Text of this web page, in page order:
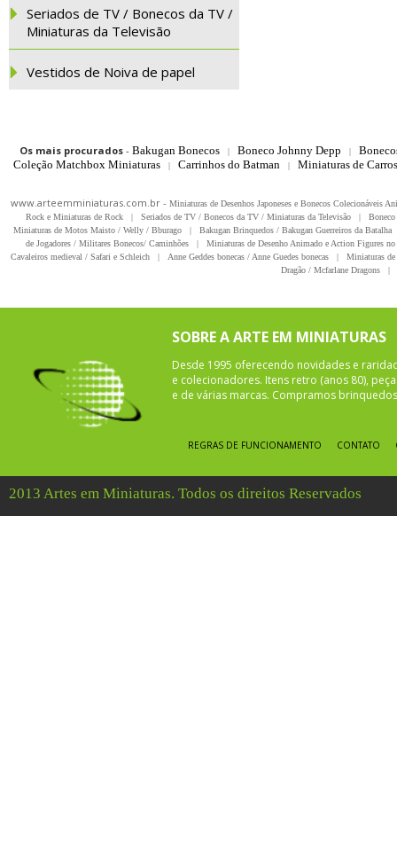
Seriados de TV / Bonecos da TV /
Miniaturas da Televisão
Vestidos de Noiva de papel
Os mais procurados- Bakugan Bonecos | Boneco Johnny Depp |
Coleção Matchbox Miniaturas
| Carrinhos do Batman | Miniaturas de
www.arteemminiaturas.com.br - Miniaturas de Desenhos Japoneses e Bonecos Colecionáveis
Rock e Miniaturas de Rock
| Seriados de TV / Bonecos da TV / Miniaturas da Televisão |
Miniaturas de Motos Maisto / Welly / Bburago
| Bakugan Brinquedos / Bakugan Guerreiros da Batalha
de Jogadores / Militares Bonecos/ Caminhões
|
Miniaturas de Desenho Animado e Action Figures
Cavaleiros medieval / Safari e Schleich
| Anne Geddes bonecas / Anne Guedes bonecas |
Miniaturas
Dragão / Mcfarlane Dragons
|
SOBRE A ARTE EM MINIATURAS
Desde 1995 oferecendo novidades e
e colecionadores. Itens retro (anos 80),
e de várias marcas. Compramos
REGRAS DE FUNCIONAMENTO CONTATO
2013 Artes em Miniaturas. Todos os direitos Reservados